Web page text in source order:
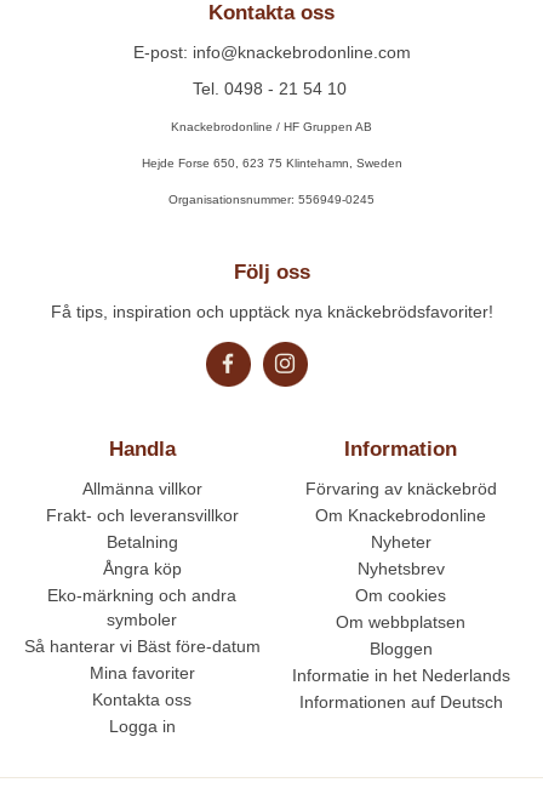
Kontakta oss
E-post: info@knackebrodonline.com
Tel. 0498 - 21 54 10
Knackebrodonline / HF Gruppen AB
Hejde Forse 650, 623 75 Klintehamn, Sweden
Organisationsnummer: 556949-0245
Handla
Allmänna villkor
Frakt- och leveransvillkor
Betalning
Ångra köp
Eko-märkning och andra
symboler
Så hanterar vi Bäst före-datum
Mina favoriter
Kontakta oss
Logga in
Information
Förvaring av knäckebröd
Om Knackebrodonline
Nyheter
Nyhetsbrev
Om cookies
Om webbplatsen
Bloggen
Informatie in het Nederlands
Informationen auf Deutsch
Följ oss
Få tips, inspiration och upptäck nya knäckebrödsfavoriter!